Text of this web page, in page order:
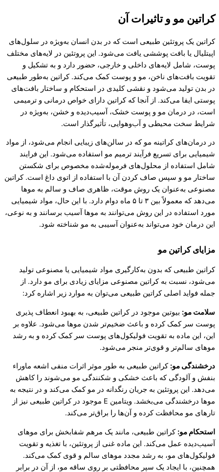
کراتین مو و تاثیرات آن
کراتین یک پروتئین طبیعی است که در بدن انسان به‌ویژه در سلول‌های
اپیتلیال یا بافت پوششی یافت می‌شود. این پروتئین در لایه‌های مختلف
پوست، شامل لایه‌های داخلی و خارجی، حضور دارد و به تشکیل و
تقویت بافت‌های ناخن، مو و پوست کمک می‌کند. کراتین به‌طور طبیعی
در بدن تولید می‌شود و نقشی کلیدی در استحکام و ساختار بافت‌های
پوستی ایفا می‌کند. از آنجا که کراتین دارای خواص درمانی و ترمیمی
است، در درمان مو و پوست خشک، آسیب‌دیده و خشن، به‌ویژه در
شرایط سخت محیطی و آب‌و‌هوایی، تأثیرگذار است.
در درمان‌های کراتینه مو که در سالن‌های زیبایی انجام می‌شود، از مواد
شیمیایی برای تسریع فرآیند ترمیم مو استفاده می‌شود. این فرایند
شامل استفاده از محلول‌های فرموله‌شده مخصوص برای شکستن
ساختار مو و سپس صاف کردن آن با استفاده از اتوی داغ است. کراتین
مصنوعی به‌عنوان یک روش موقت، ظاهری صاف و سالم به موها
می‌دهد که معمولاً بین ۳ تا ۵ ماه دوام دارد. با این حال، مواد شیمیایی
مورد استفاده در این روش می‌توانند به موها آسیب برسانند و به نوعی،
این درمان خود می‌تواند به‌عنوان آسیبی به مو شناخته شود.
مزایای کراتین مو
کراتین طبیعی که بدون به‌کارگیری مواد شیمیایی یا مصنوعی تولید
می‌شود، نسبت به کراتین مصنوعی مزایای زیادی برای مو دارد. از
جمله فواید اصلی کراتین طبیعی می‌توان به موارد زیر اشاره کرد:
سلامت مو:بیوتین موجود در کراتین طبیعی، به بهبود انعطاف‌ پذیری
پوست سر کمک کرده و باعث ضخیم‌تر شدن موها می‌شود. علاوه بر
این، این ماده به تقویت فولیکول‌های پوست سر کمک کرده و به رشد
موهای سالم‌تر و قوی‌تر منجر می‌شود.
درخشندگی مو:کراتین طبیعی به طور موثر اثرات منفی اشعه ماوراء
بنفش و آلودگی که باعث خشکی و شکنندگی مو می‌شوند را کاهش
می‌دهد. این پروتئین به جریان رنگدانه در مو کمک می‌کند و در نتیجه به
موها درخشندگی می‌بخشد. ویتامین E موجود در کراتین طبیعی نیز از
تارهای مو محافظت کرده و آن‌ها را براق‌تر می‌کند.
استحکام مو:کراتین طبیعی، مانند یک مرهم شفابخش برای موهای
آسیب‌دیده عمل می‌کند. این ماده غنی از پروتئین، با تغذیه و تقویت
فولیکول‌های مو، به رشد مجدد موهای سالم و قوی کمک می‌کند.
همچنین، با ایجاد یک سپر محافظتی بر روی ساقه مو، از آن در برابر